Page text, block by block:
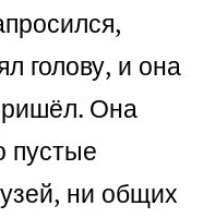
голову, и она
Она
пустые
ни общих